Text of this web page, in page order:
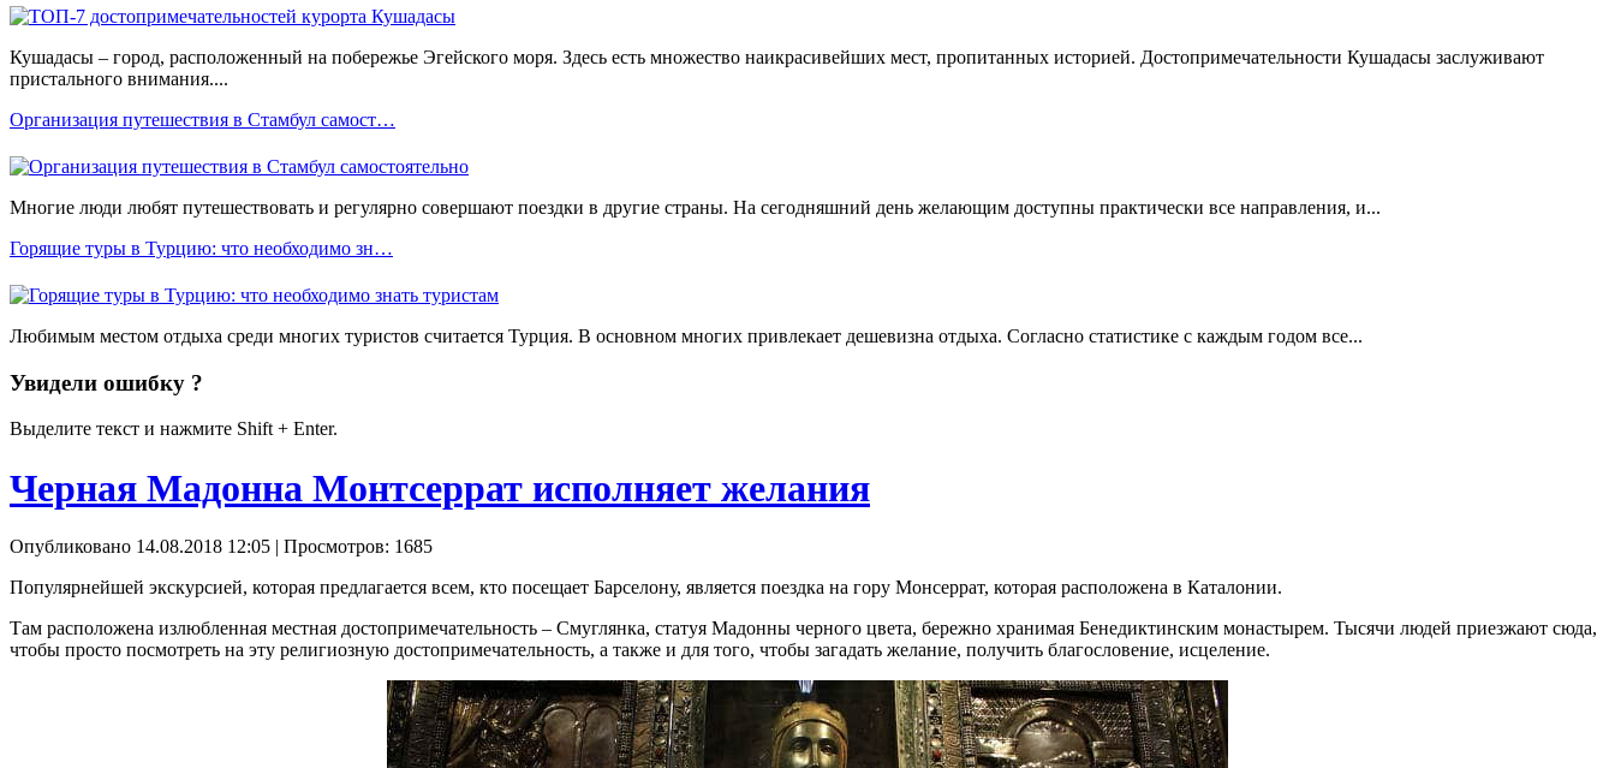
Кушадасы – город, расположенный на побережье Эгейского моря. Здесь есть множество наикрасивейших мест, пропитанных историей. Достопримечательности Кушадасы заслуживают
пристального внимания....
Организация путешествия в Стамбул самост…
Многие люди любят путешествовать и регулярно совершают поездки в другие страны. На сегодняшний день желающим доступны практически все направления, и...
Горящие туры в Турцию: что необходимо зн…
Любимым местом отдыха среди многих туристов считается Турция. В основном многих привлекает дешевизна отдыха. Согласно статистике с каждым годом все...
Увидели ошибку ?
Выделите текст и нажмите Shift + Enter.
Черная Мадонна Монтсеррат исполняет желания
Опубликовано 14.08.2018 12:05 | Просмотров: 1685
Популярнейшей экскурсией, которая предлагается всем, кто посещает Барселону, является поездка на гору Монсеррат, которая расположена в Каталонии.
Там расположена излюбленная местная достопримечательность – Смуглянка, статуя Мадонны черного цвета, бережно хранимая Бенедиктинским монастырем. Тысячи людей приезжают сюда,
чтобы просто посмотреть на эту религиозную достопримечательность, а также и для того, чтобы загадать желание, получить благословение, исцеление.